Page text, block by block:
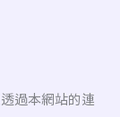
過本網站的連